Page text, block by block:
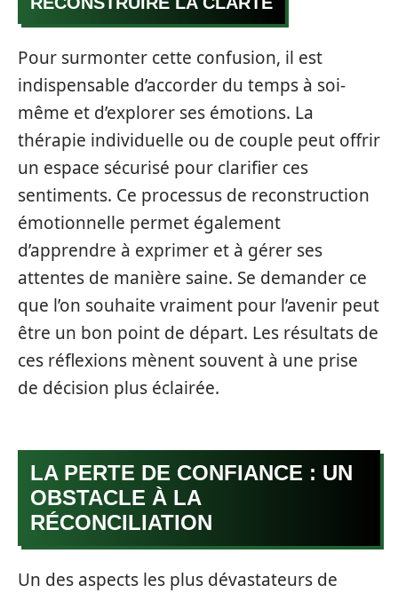
Pour surmonter cette confusion, il est
indispensable d’accorder du temps à soi-
même et d’explorer ses émotions. La
thérapie individuelle ou de couple peut offrir
un espace sécurisé pour clarifier ces
sentiments. Ce processus de reconstruction
émotionnelle permet également
d’apprendre à exprimer et à gérer ses
attentes de manière saine. Se demander ce
que l’on souhaite vraiment pour l’avenir peut
être un bon point de départ. Les résultats de
ces réflexions mènent souvent à une prise
de décision plus éclairée.
LA PERTE DE CONFIANCE : UN
OBSTACLE À LA
RÉCONCILIATION
Un des aspects les plus dévastateurs de